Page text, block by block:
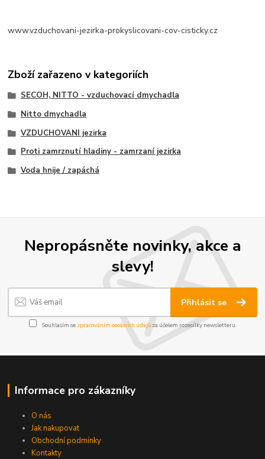
www.vzduchovani-jezirka-prokyslicovani-cov-cisticky.cz
Zboží zařazeno v kategoriích
SECOH, NITTO - vzduchovací dmychadla
Nitto dmychadla
VZDUCHOVANI jezirka
Proti zamrznutí hladiny - zamrzaní jezirka
Voda hnije / zapáchá
Nepropásněte novinky, akce a
slevy!
Přihlásit se
Souhlasím se zpracováním osobních údajůza účelem rozesílky newsletteru.
Informace pro zákazníky
O nás
Jak nakupovat
Obchodní podmínky
Kontakty